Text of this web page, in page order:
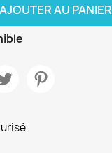
AJOUTER AU PANIER